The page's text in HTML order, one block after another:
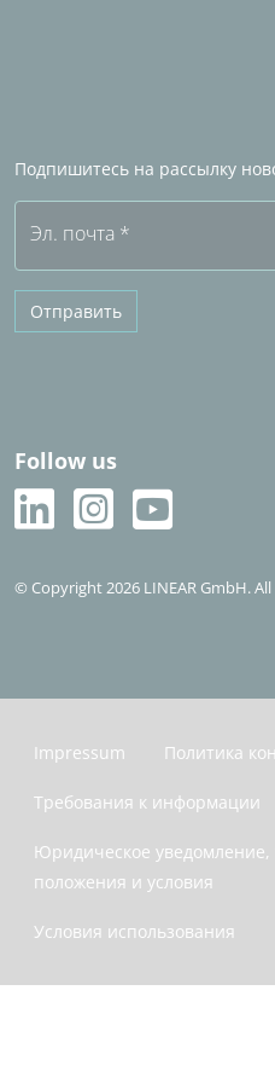
Бесплатная пробная
Подпишитесь на рассылку
Эл. почта *
Отправить
Follow us
© Copyright 2026 LINEAR GmbH.
Impressum Политика
Требования к информации
Юридическое
положения и условия
Условия использования